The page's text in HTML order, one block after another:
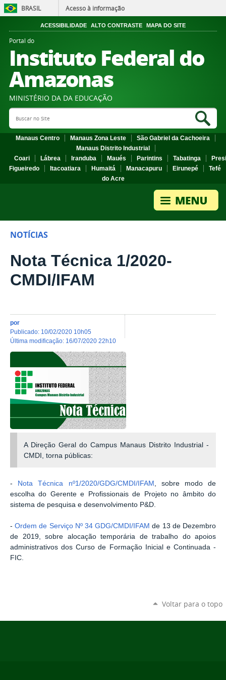
BRASIL Acesso à informação
ACESSIBILIDADE ALTO CONTRASTE MAPA DO SITE
Portal do
Instituto Federal do
Amazonas
MINISTÉRIO DA DA EDUCAÇÃO
Search Site
Manaus Centro Manaus Zona Leste
São Gabriel da Cachoeira
Manaus Distrito Industrial
Coari
Lábrea Iranduba Maués Parintins Tabatinga
Figueiredo
Itacoatiara Humaitá Manacapuru Eirunepé
Tefé
do Acre
NOTÍCIAS
Nota Técnica 1/2020-
CMDI/IFAM
por
publicado: 10/02/2020 10h05
última modificação: 16/07/2020 22h10
A Direção Geral do Campus Manaus Distrito Industrial -
CMDI, torna públicas:
- Nota Técnica nº1/2020/GDG/CMDI/IFAM , sobre modo de
escolha do Gerente e Profissionais de Projeto no âmbito do
sistema de pesquisa e desenvolvimento P&D.
-Ordem de Serviço Nº 34 GDG/CMDI/IFAM de 13 de Dezembro
de 2019, sobre alocação temporária de trabalho do apoios
administrativos dos Curso de Formação Inicial e Continuada -
FIC.
Voltar para o topo